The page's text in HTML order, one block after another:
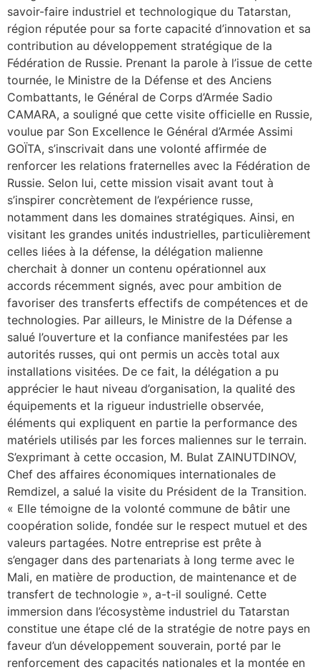
savoir-faire industriel et technologique du Tatarstan,
région réputée pour sa forte capacité d’innovation et sa
contribution au développement stratégique de la
Fédération de Russie. Prenant la parole à l’issue de cette
tournée, le Ministre de la Défense et des Anciens
Combattants, le Général de Corps d’Armée Sadio
CAMARA, a souligné que cette visite officielle en Russie,
voulue par Son Excellence le Général d’Armée Assimi
GOÏTA, s’inscrivait dans une volonté affirmée de
renforcer les relations fraternelles avec la Fédération de
Russie. Selon lui, cette mission visait avant tout à
s’inspirer concrètement de l’expérience russe,
notamment dans les domaines stratégiques. Ainsi, en
visitant les grandes unités industrielles, particulièrement
celles liées à la défense, la délégation malienne
cherchait à donner un contenu opérationnel aux
accords récemment signés, avec pour ambition de
favoriser des transferts effectifs de compétences et de
technologies. Par ailleurs, le Ministre de la Défense a
salué l’ouverture et la confiance manifestées par les
autorités russes, qui ont permis un accès total aux
installations visitées. De ce fait, la délégation a pu
apprécier le haut niveau d’organisation, la qualité des
équipements et la rigueur industrielle observée,
éléments qui expliquent en partie la performance des
matériels utilisés par les forces maliennes sur le terrain.
S’exprimant à cette occasion, M. Bulat ZAINUTDINOV,
Chef des affaires économiques internationales de
Remdizel, a salué la visite du Président de la Transition.
« Elle témoigne de la volonté commune de bâtir une
coopération solide, fondée sur le respect mutuel et des
valeurs partagées. Notre entreprise est prête à
s’engager dans des partenariats à long terme avec le
Mali, en matière de production, de maintenance et de
transfert de technologie », a-t-il souligné. Cette
immersion dans l’écosystème industriel du Tatarstan
constitue une étape clé de la stratégie de notre pays en
faveur d’un développement souverain, porté par le
renforcement des capacités nationales et la montée en